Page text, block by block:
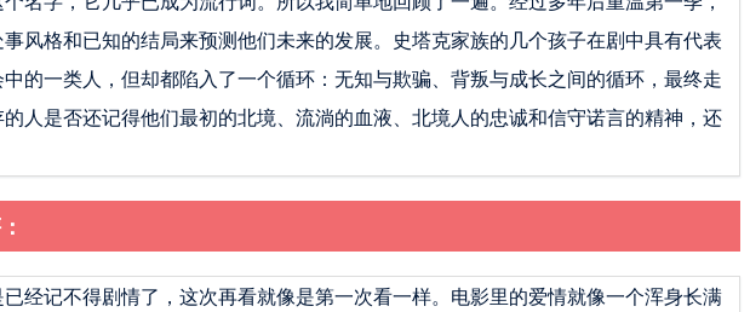
风格和已知的结局来预测他们未来的发展。史塔克家族的几个孩子在剧中具有代表
的一类人，但却都陷入了一个循环：无知与欺骗、背叛与成长之间的循环，最终走
人是否还记得他们最初的北境、流淌的血液、北境人的忠诚和信守诺言的精神，还
经记不得剧情了，这次再看就像是第一次看一样。电影里的爱情就像一个浑身长满